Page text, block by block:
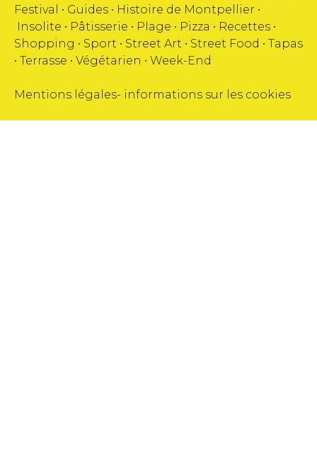
Festival
• Guides • Histoire de Montpellier •
Insolite • Pâtisserie • Plage • Pizza • Recettes •
Shopping • Sport • Street Art • Street Food • Tapas
• Terrasse • Végétarien • Week-End
Mentions légales- informations sur les cookies